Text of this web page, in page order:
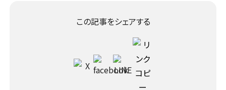
この記事をシェアする